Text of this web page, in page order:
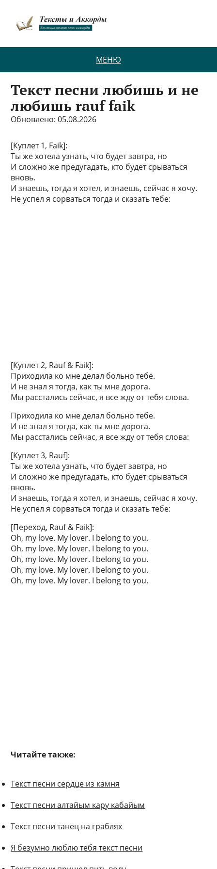
МЕНЮ
Текст песни любишь и не
любишь rauf faik
Обновлено: 05.08.2026
[Куплет 1, Faik]:
Ты же хотела узнать, что будет завтра, но
И сложно же предугадать, кто будет срываться
вновь.
И знаешь, тогда я хотел, и знаешь, сейчас я хочу.
Не успел я сорваться тогда и сказать тебе:
[Куплет 2, Rauf & Faik]:
Приходила ко мне делал больно тебе.
И не знал я тогда, как ты мне дорога.
Мы расстались сейчас, я все жду от тебя слова.
Приходила ко мне делал больно тебе.
И не знал я тогда, как ты мне дорога.
Мы расстались сейчас, я все жду от тебя слова:
[Куплет 3, Rauf]:
Ты же хотела узнать, что будет завтра, но
И сложно же предугадать, кто будет срываться
вновь.
И знаешь, тогда я хотел, и знаешь, сейчас я хочу.
Не успел я сорваться тогда и сказать тебе:
[Переход, Rauf & Faik]:
Oh, my love. My lover. I belong to you.
Oh, my love. My lover. I belong to you.
Oh, my love. My lover. I belong to you.
Oh, my love. My lover. I belong to you.
Oh, my love. My lover. I belong to you.
Читайте также:
Текст песни сердце из камня
Текст песни алтайым кару кабайым
Текст песни танец на граблях
Я безумно люблю тебя текст песни